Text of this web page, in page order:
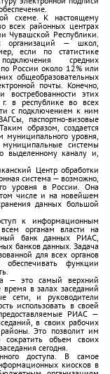
схеме. К настоящему
всех районных центрах
Чувашской Республики.
организаций — школ,
если по статистике
средних
России около 12% или
общеобразовательных
почты. Конечно,
востребованности этих
в республике во всех
с подключением к ним
паспортно-визовые
образом, создается
уровня,
системы
выделенному каналу и,
Центр обработки
система — возможно,
уровня в России. Она
том числе и на новейшем
данных большой
к информационным
органам власти на
банк данных РИАС,
банков данных. Задача
для всех органов
функции
— это самый верхний
время в залах заседаний
сети, и руководители
использовать в своей
РИАС —
в своих рабочих
Это позволит им
объем своих
сегодня.
доступа. В самое
киосков в